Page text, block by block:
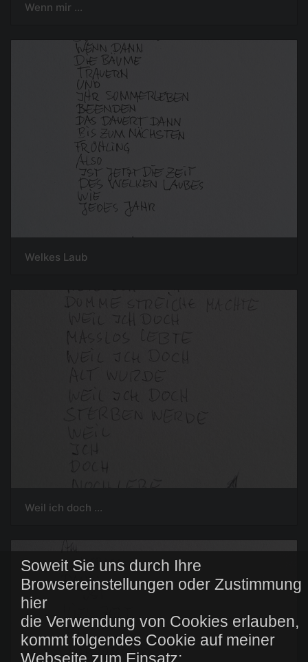
Soweit Sie uns durch Ihre
Browsereinstellungen oder Zustimmung
hier
die Verwendung von Cookies erlauben,
kommt folgendes Cookie auf meiner
Wenn mir ...
Welkes Laub
Weil ich doch ...